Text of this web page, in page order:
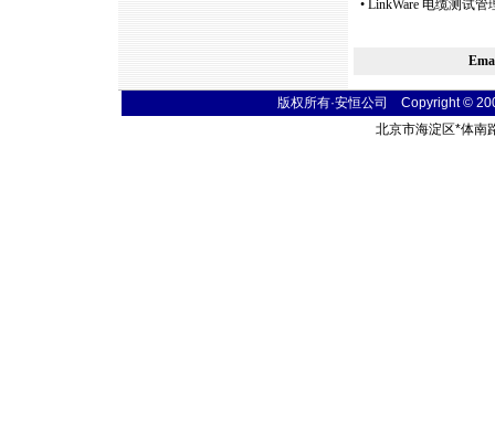
• LinkWare 电缆测试
版权所有·安恒公司 Copyright ©
北京市海淀区*体南